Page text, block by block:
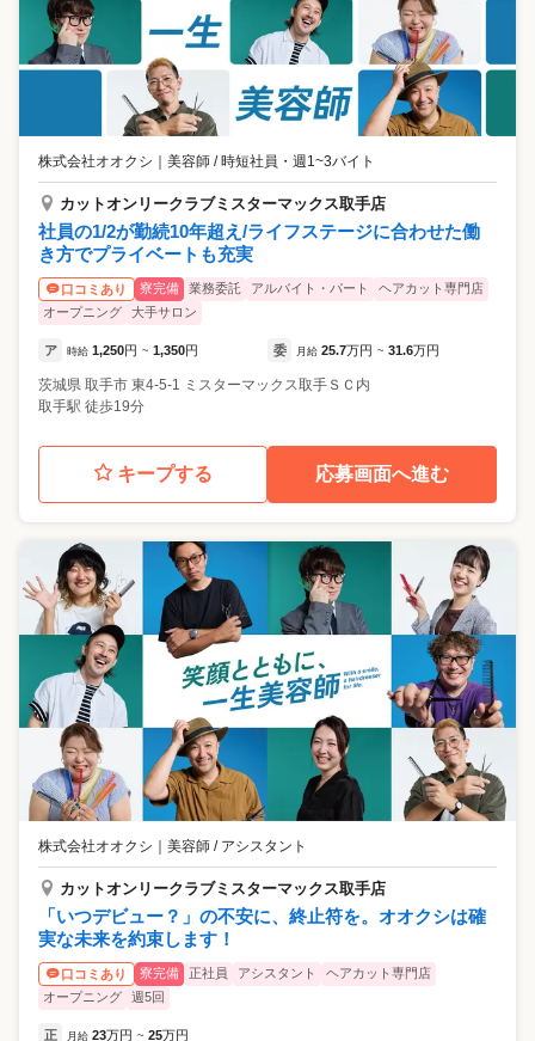
株式会社オオクシ ｜ 美容師 / 時短社員・週1~3バイト
カットオンリークラブミスターマックス取手店
社員の1/2が勤続10年超え/ライフステージに合わせた働
き方でプライベートも充実
口コミあり 寮完備 業務委託 アルバイト・パート
ヘアカット専門店
オープニング
大手サロン
ア 時給 1,250円 ~ 1,350円 委 月給 25.7万円 ~ 31.6万円
茨城県 取手市 東4-5-1 ミスターマックス取手ＳＣ内
取手駅 徒歩19分
キープする 応募画面へ進む
株式会社オオクシ 美容師 / アシスタント
カットオンリークラブミスターマックス取手店
「いつデビュー？」の不安に、終止符を。オオクシは確
実な未来を約束します！
口コミあり 寮完備 正社員 アシスタント
ヘアカット専門店
オープニング
週5回
正 月給 23万円 ~ 25万円